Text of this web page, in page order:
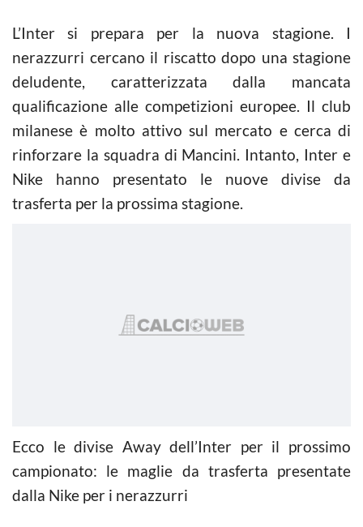
L’Inter si prepara per la nuova stagione. I
nerazzurri cercano il riscatto dopo una stagione
deludente, caratterizzata dalla mancata
qualificazione alle competizioni europee. Il club
milanese è molto attivo sul mercato e cerca di
rinforzare la squadra di Mancini. Intanto, Inter e
Nike hanno presentato le nuove divise da
trasferta per la prossima stagione.
Ecco le divise Away dell’Inter per il prossimo
campionato: le maglie da trasferta presentate
dalla Nike per i nerazzurri